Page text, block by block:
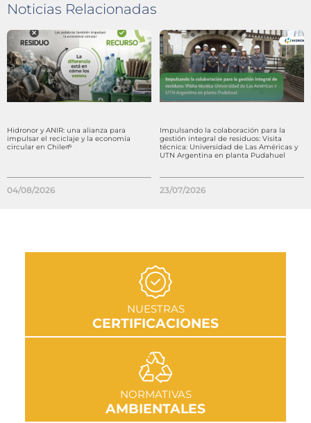
Noticias Relacionadas
Hidronor y ANIR: una alianza para
impulsar el reciclaje y la economía
circular en Chile🌱
04/08/2026
Impulsando la colaboración para la
gestión integral de residuos: Visita
técnica: Universidad de Las Américas y
UTN Argentina en planta Pudahuel
23/07/2026
NUESTRAS
CERTIFICACIONES
IR A SECCIÓN
NORMATIVAS
AMBIENTALES
IR A SECCIÓN